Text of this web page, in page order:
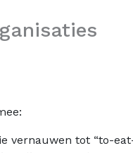
tot “to-